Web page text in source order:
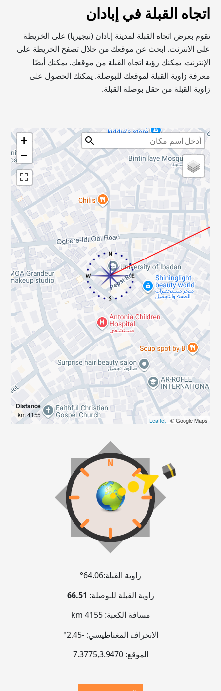
اتجاه القبلة في إبادان
تقوم بعرض اتجاه القبلة لمدينة إبادان (نيجيريا) على الخريطة
على الانترنت. ابحث عن موقعك من خلال تصفح الخريطة على
الإنترنت. يمكنك رؤية اتجاه القبلة من موقعك. يمكنك أيضًا
معرفة زاوية القبلة لموقعك للبوصلة. يمكنك الحصول على
زاوية القبلة من حقل بوصلة القبلة.
+
−
Distance
4155 km
Leaflet| © Google Maps
زاوية القبلة:64.06°
زاوية القبلة للبوصلة: 66.51
مسافة الكعبة:4155 km
الانحراف المغناطيسي:-2.45°
الموقع:
7.3775,3.9470